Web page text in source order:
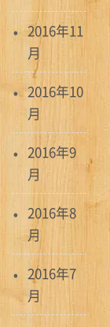
2016年11
月
2016年10
月
2016年9
月
2016年8
月
2016年7
月